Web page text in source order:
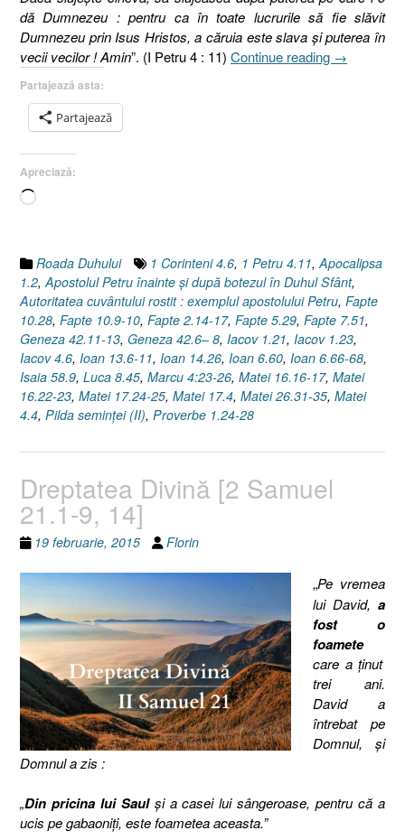
dă Dumnezeu : pentru ca în toate lucrurile să fie slăvit
Dumnezeu prin Isus Hristos, a căruia este slava şi puterea în
vecii vecilor ! Amin”. (I Petru 4 : 11) Continue reading „Apostolul
Petru
4.11]”
→
Partajează asta:
Partajează
Apreciază:
Încarc...
Roada Duhului 1 Corinteni 4.6, 1 Petru 4.11,Apocalipsa
1.2,Apostolul Petru înainte şi după botezul în Duhul Sfânt,
Autoritatea cuvântului rostit : exemplul apostolului Petru, Fapte
10.28, Fapte 10.9-10, Fapte 2.14-17, Fapte 5.29, Fapte 7.51,
Geneza 42.11-13, Geneza 42.6– 8, Iacov 1.21, Iacov 1.23,
Iacov 4.6, Ioan 13.6-11, Ioan 14.26, Ioan 6.60, Ioan 6.66-68,
Isaia 58.9, Luca 8.45, Marcu 4:23-26, Matei 16.16-17, Matei
16.22-23, Matei 17.24-25, Matei 17.4, Matei 26.31-35, Matei
4.4, Pilda seminţei (II), Proverbe 1.24-28
Dreptatea Divină [2 Samuel
21.1-9, 14]
19 februarie, 2015 Florin
„Pe vremea
lui David, a
fost o
foamete
care a ţinut
trei ani.
David a
întrebat pe
Domnul, şi
Domnul a zis :
„Din pricina lui Saulşi a casei lui sângeroase, pentru că a
ucis pe gabaoniţi, este foametea aceasta.”